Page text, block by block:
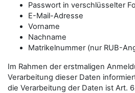
Passwort in verschlüsselter
E-Mail-Adresse
Vorname
Nachname
Matrikelnummer (nur RUB-
Im Rahmen der erstmaligen
Verarbeitung dieser Daten
die Verarbeitung der Daten ist Art. 6